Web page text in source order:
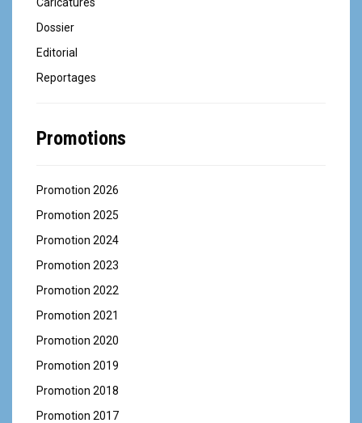
Dossier
Editorial
Reportages
Promotions
Promotion 2026
Promotion 2025
Promotion 2024
Promotion 2023
Promotion 2022
Promotion 2021
Promotion 2020
Promotion 2019
Promotion 2018
Promotion 2017